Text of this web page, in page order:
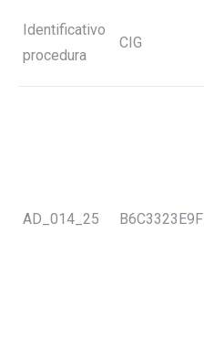
Identificativo
procedura
CIG
AD_014_25 B6C3323E9F